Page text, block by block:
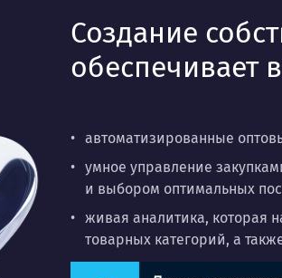
Создание
обеспечивает
автоматизированные
умное управление
и выбором оптимальных
живая аналитика, которая
товарных категорий, а